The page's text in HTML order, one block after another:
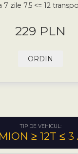
7 zile 7,5 <= 12
229 PLN
ORDIN
TIP DE VEHICUL:
≥ 12T ≤ 3